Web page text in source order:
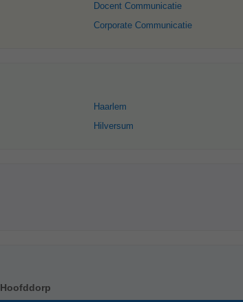
Docent Communicatie
Corporate Communicatie
Haarlem
Hilversum
Hoofddorp